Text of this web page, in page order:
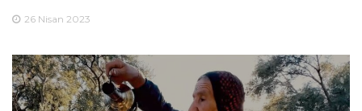
26 Nisan 2023